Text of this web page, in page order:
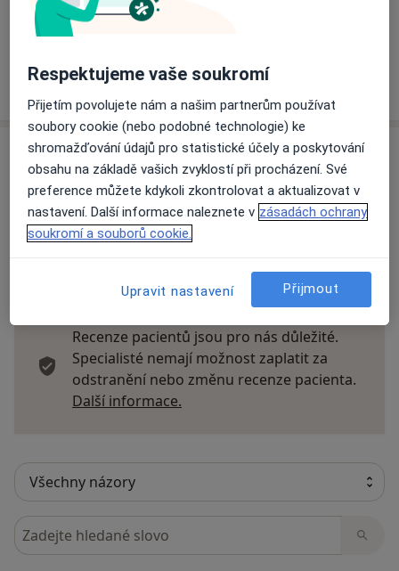
Na teto adrese lékař přijímá pacienty na pojišťovnu
Detaily
Více
Názory
Přidejte svůj názor
Recenze pacientů jsou pro nás důležité.
Specialisté nemají možnost zaplatit za
odstranění nebo změnu recenze pacienta.
Další informace.
Hledejte v názorech
Respektujeme vaše soukromí
Přijetím povolujete nám a našim partnerům používat
soubory cookie (nebo podobné technologie) ke
shromažďování údajů pro statistické účely a poskytování
obsahu na základě vašich zvyklostí při procházení. Své
preference můžete kdykoli zkontrolovat a aktualizovat v
nastavení. Další informace naleznete v zásadách ochrany
soukromí a souborů cookie.
Upravit nastavení Přijmout